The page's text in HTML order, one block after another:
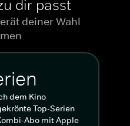
dir passt
deiner Wahl
dem Kino
Top-Serien
Abo mit Apple